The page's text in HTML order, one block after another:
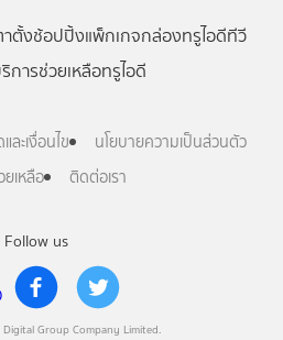
Follow us
Group Company Limited.
ตั้งช้อปปิ้งแพ็กเกจกล่องทรูไอดีทีวี
การช่วยเหลือทรูไอดี
ละเงื่อนไข
นโยบายความเป็นส่วนตัว
เหลือ
ติดต่อเรา